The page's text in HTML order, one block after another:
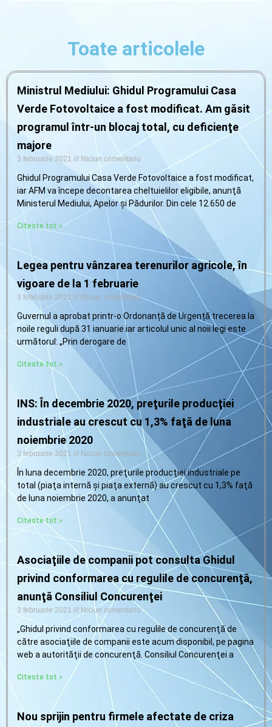
Toate articolele
Ministrul Mediului: Ghidul Programului Casa
Verde Fotovoltaice a fost modificat. Am găsit
programul într-un blocaj total, cu deficienţe
majore
3 februarie 2021 Niciun comentariu
Ghidul Programului Casa Verde Fotovoltaice a fost modificat,
iar AFM va începe decontarea cheltuielilor eligibile, anunţă
Ministerul Mediului, Apelor şi Pădurilor. Din cele 12.650 de
Citeste tot »
Legea pentru vânzarea terenurilor agricole, în
vigoare de la 1 februarie
3 februarie 2021 Niciun comentariu
Guvernul a aprobat printr-o Ordonanță de Urgență trecerea la
noile reguli după 31 ianuarie iar articolul unic al noii legi este
următorul: „Prin derogare de
Citeste tot »
INS: În decembrie 2020, preţurile producţiei
industriale au crescut cu 1,3% faţă de luna
noiembrie 2020
3 februarie 2021 Niciun comentariu
În luna decembrie 2020, preţurile producţiei industriale pe
total (piaţa internă şi piaţa externă) au crescut cu 1,3% faţă
de luna noiembrie 2020, a anunţat
Citeste tot »
Asociaţiile de companii pot consulta Ghidul
privind conformarea cu regulile de concurenţă,
anunţă Consiliul Concurenţei
3 februarie 2021 Niciun comentariu
„Ghidul privind conformarea cu regulile de concurenţă de
către asociaţiile de companii este acum disponibil, pe pagina
web a autorităţii de concurenţă. Consiliul Concurenţei a
Citeste tot »
Nou sprijin pentru firmele afectate de criza